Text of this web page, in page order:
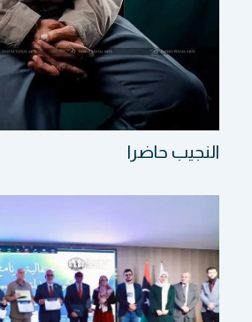
النجيب حاضرا